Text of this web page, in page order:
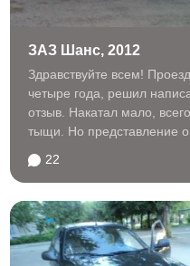
ЗАЗ Шанс, 2012
Здравствуйте всем!
четыре года, решил
отзыв. Накатал мало,
тыщи. Но представление о
22